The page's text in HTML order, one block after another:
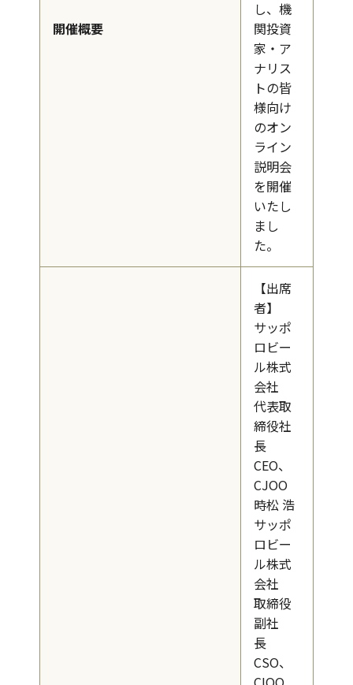
開催概要
し、機
関投資
家・ア
ナリス
トの皆
様向け
のオン
ライン
説明会
を開催
いたし
まし
た。
【出席
者】
サッポ
ロビー
ル株式
会社
代表取
締役社
長
CEO、
CJOO
時松 浩
サッポ
ロビー
ル株式
会社
取締役
副社
長
CSO、